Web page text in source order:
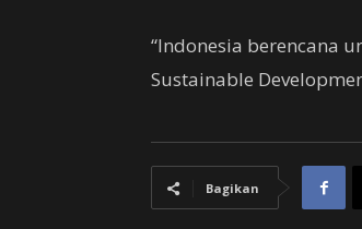
“Indonesia berencana
Sustainable
Bagikan